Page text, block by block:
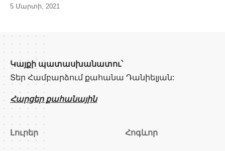
5 Մարտի, 2021
Կայքի պատասխանատու՝
Տեր Համբարձում քահանա Դանիելյան:
Հարցեր քահանային
Լուրեր Հոգևոր